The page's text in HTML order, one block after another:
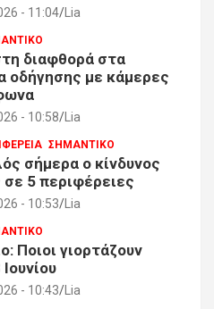
- 11:04 Lia
διαφθορά στα
οδήγησης με κάμερες
- 10:58 Lia
ΣΗΜΑΝΤΙΚΟ
σήμερα ο κίνδυνος
σε 5 περιφέρειες
- 10:53 Lia
Ποιοι γιορτάζουν
- 10:43 Lia